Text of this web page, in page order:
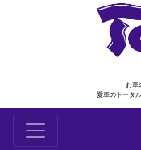
お車
愛車のトータ